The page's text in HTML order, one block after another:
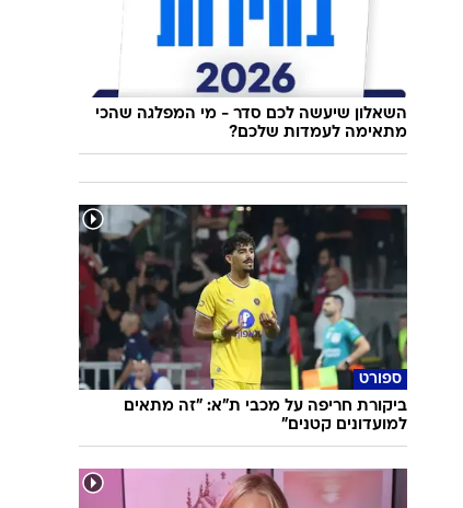
השאלון שיעשה לכם סדר - מי המפלגה שהכי
מתאימה לעמדות שלכם?
ספורט
ביקורת חריפה על מכבי ת"א: "זה מתאים
למועדונים קטנים"